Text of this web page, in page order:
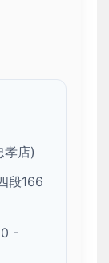
孝店)
段166
-